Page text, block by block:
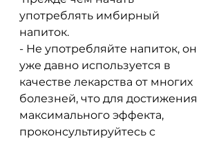
употреблять имбирный
напиток.
- Не употребляйте напиток, он
уже давно используется в
качестве лекарства от многих
болезней, что для достижения
максимального эффекта,
проконсультируйтесь с